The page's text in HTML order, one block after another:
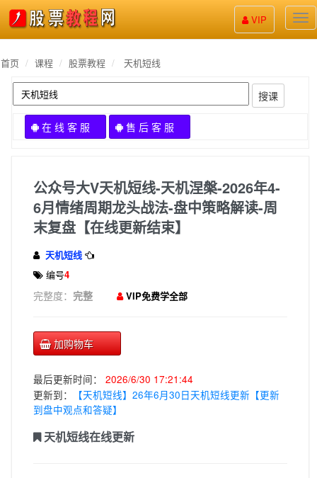
股
票
VIP
首页 课程 股票教程 天机短线
搜课
在 线 客 服 售 后 客 服
公众号大V天机短线-天机涅槃-2026年4-
6月情绪周期龙头战法-盘中策略解读-周
末复盘【在线更新结束】
天机短线
编号4
完整度： 完整 VIP免费学全部
加购物车
最后更新时间： 2026/6/30 17:21:44
更新到：
【天机短线】26年6月30日天机短线更新【更新
到盘中观点和答疑】
天机短线在线更新